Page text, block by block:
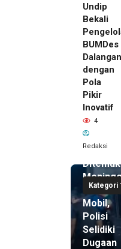
Undip
Bekali
BUMDes
Dalangan
dengan
Pola
Pikir
Inovatif
4
Redaksi
Kategori
14 jam
Pemilik
Royal
Phone
di Dalam
Mobil,
Polisi
Selidiki
Dugaan